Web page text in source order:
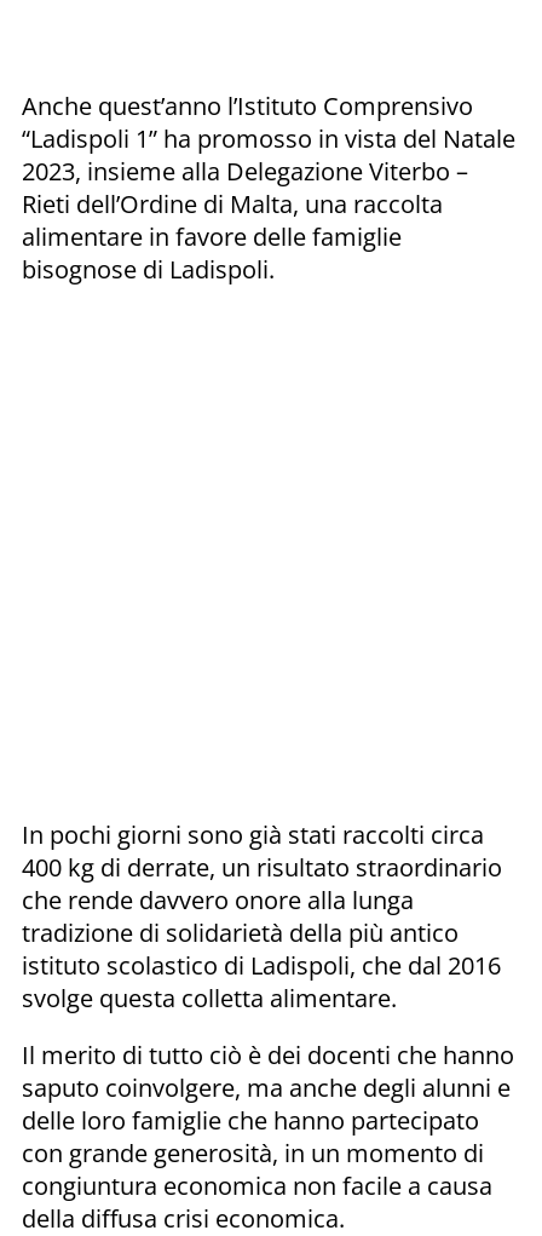
Anche quest’anno l’Istituto Comprensivo
“Ladispoli 1” ha promosso in vista del Natale
2023, insieme alla Delegazione Viterbo –
Rieti dell’Ordine di Malta, una raccolta
alimentare in favore delle famiglie
bisognose di Ladispoli.
In pochi giorni sono già stati raccolti circa
400 kg di derrate, un risultato straordinario
che rende davvero onore alla lunga
tradizione di solidarietà della più antico
istituto scolastico di Ladispoli, che dal 2016
svolge questa colletta alimentare.
Il merito di tutto ciò è dei docenti che hanno
saputo coinvolgere, ma anche degli alunni e
delle loro famiglie che hanno partecipato
con grande generosità, in un momento di
congiuntura economica non facile a causa
della diffusa crisi economica.